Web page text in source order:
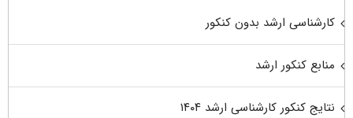
کارشناسی ارشد بدون کنکور
منابع کنکور ارشد
نتایج کنکور کارشناسی ارشد ۱۴۰۴